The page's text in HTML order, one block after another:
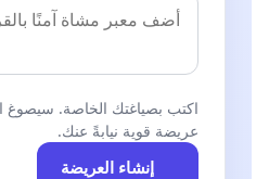
اكتب بصياغتك الخاصة. سيصوغ
عريضة قوية نيابةً عنك.
إنشاء العريضة